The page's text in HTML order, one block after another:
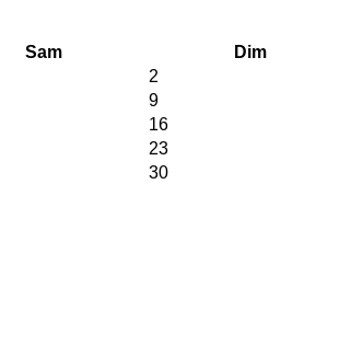
Sam
Dim
2
9
16
23
30